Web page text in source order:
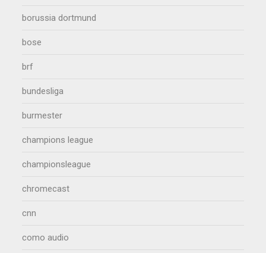
borussia dortmund
bose
brf
bundesliga
burmester
champions league
championsleague
chromecast
cnn
como audio